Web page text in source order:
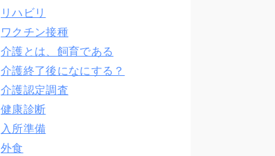
リハビリ
ワクチン接種
介護とは、飼育である
介護終了後になにする？
介護認定調査
健康診断
入所準備
外食